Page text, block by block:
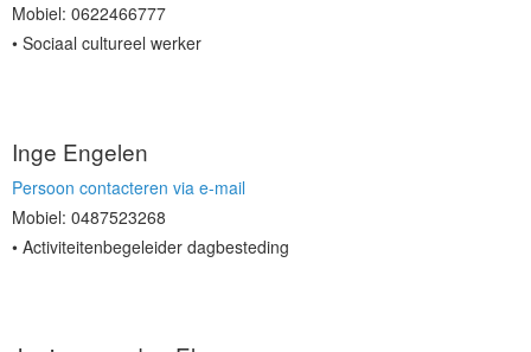
Mobiel: 0622466777
Sociaal cultureel werker
Inge Engelen
Persoon contacteren via e-mail
Mobiel: 0487523268
Activiteitenbegeleider dagbesteding